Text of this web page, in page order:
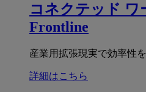
コネクテッド ワ
Frontline
産業用拡張現実で効率性を
詳細はこちら